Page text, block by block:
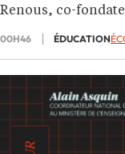
Renous, co-
00H46 ÉDUCATION